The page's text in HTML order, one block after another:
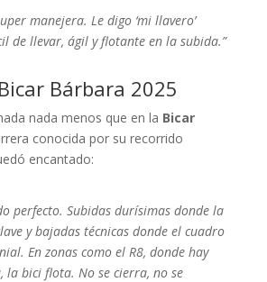
manejera. Le digo ‘mi llavero’
de llevar, ágil y flotante en la subida.”
Bárbara 2025
nada menos que en la Bicar
conocida por su recorrido
encantado:
perfecto. Subidas durísimas donde la
y bajadas técnicas donde el cuadro
En zonas como el R8, donde hay
la bici flota. No se cierra, no se